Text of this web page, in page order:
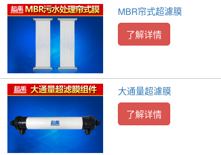
MBR帘式超濾膜
了解详情
大通量超濾膜
了解详情